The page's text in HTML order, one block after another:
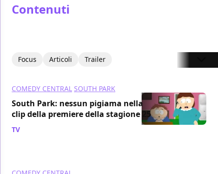
Contenuti
Focus Articoli Trailer
COMEDY CENTRAL SOUTH PARK
South Park: nessun pigiama nella
clip della premiere della stagione 25
TV